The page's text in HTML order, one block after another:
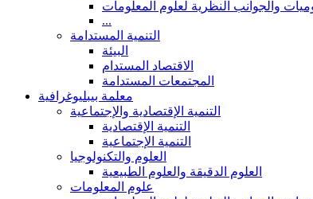
والجوانب النظرية لعلوم المعلومات
...
التنمية المستدامة
البيئة
الاقتصاد المستدام
المجتمعات المستدامة
معلمة بيبليوغرافية
التنمية الإقتصادية والإجتماعية
التنمية الإقتصادية
التنمية الإجتماعية
العلوم والتكنولوجيا
العلوم الدقيقة والعلوم الطبيعية
علوم المعلومات